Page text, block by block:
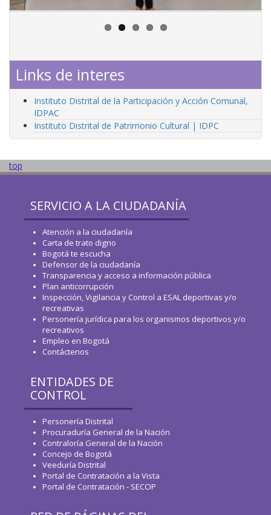
Links de interes
Instituto Distrital de la Participación y Acción Comunal,
IDPAC
Instituto Distrital de Patrimonio Cultural | IDPC
top
SERVICIO A LA CIUDADANÍA
Atención a la ciudadanía
Carta de trato digno
Bogotá te escucha
Defensor de la ciudadanía
Transparencia y acceso a información pública
Plan anticorrupción
Inspección, Vigilancia y Control a ESAL deportivas y/o
recreativas
Personería jurídica para los organismos deportivos y/o
recreativos
Empleo en Bogotá
Contáctenos
ENTIDADES DE
CONTROL
Personería Distrital
Procuraduría General de la Nación
Contraloría General de la Nación
Concejo de Bogotá
Veeduría Distrital
Portal de Contratación a la Vista
Portal de Contratación - SECOP